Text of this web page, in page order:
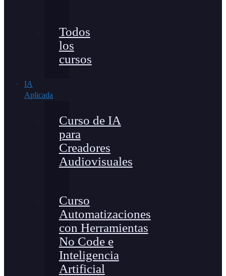
Todos
los
cursos
IA
Aplicada
Curso de IA
para
Creadores
Audiovisuales
Curso
Automatizaciones
con Herramientas
No Code e
Inteligencia
Artificial